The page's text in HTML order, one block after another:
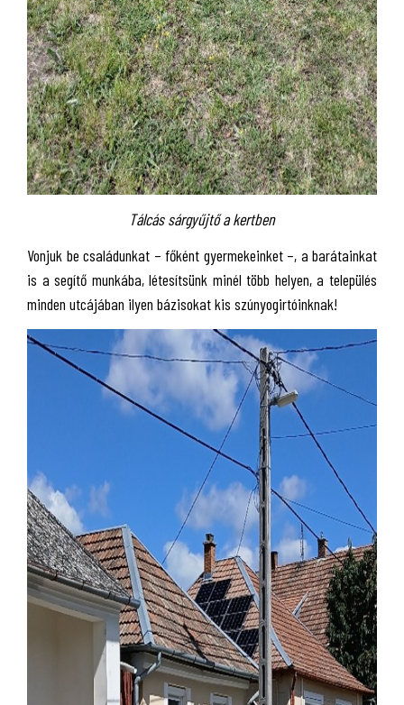
Tálcás sárgyűjtő a kertben
Vonjuk be családunkat – főként gyermekeinket –, a barátainkat
is a segítő munkába, létesítsünk minél több helyen, a település
minden utcájában ilyen bázisokat kis szúnyogirtóinknak!